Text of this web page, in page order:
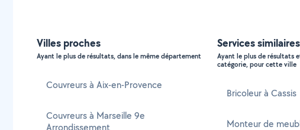
Villes proches
Ayant le plus de résultats, dans le même département
Couvreurs à Aix-en-Provence
Couvreurs à Marseille 9e
Arrondissement
Services
Ayant le plus de résultats
catégorie, pour cette ville
Bricoleur à Cassis
Monteur de